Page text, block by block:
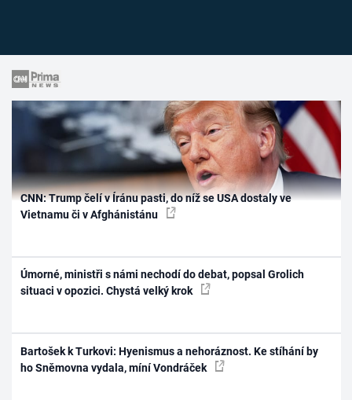
CNN: Trump čelí v Íránu pasti, do níž se USA dostaly ve
Vietnamu či v Afghánistánu
Úmorné, ministři s námi nechodí do debat, popsal Grolich
situaci v opozici. Chystá velký krok
Bartošek k Turkovi: Hyenismus a nehoráznost. Ke stíhání by
ho Sněmovna vydala, míní Vondráček